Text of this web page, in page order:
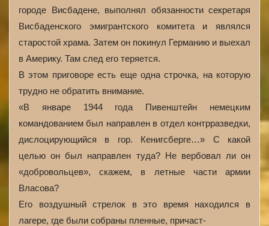
городе Висбадене, выполнял обязанности секретаря
Висбаденского эмигрантского комитета и являлся
старостой храма. Затем он покинул Германию и выехал
в Америку. Там след его теряется.
В этом приговоре есть еще одна строчка, на которую
трудно не обратить внимание.
«В январе 1944 года Пивенштейн немецким
командованием был направлен в отдел контрразведки,
дислоцирующийся в гор. Кенигсберге…» С какой
целью он был направлен туда? Не вербовал ли он
«добровольцев», скажем, в летные части армии
Власова?
Его воздушный стрелок в это время находился в
лагере, где были собраны пленные, причаст-